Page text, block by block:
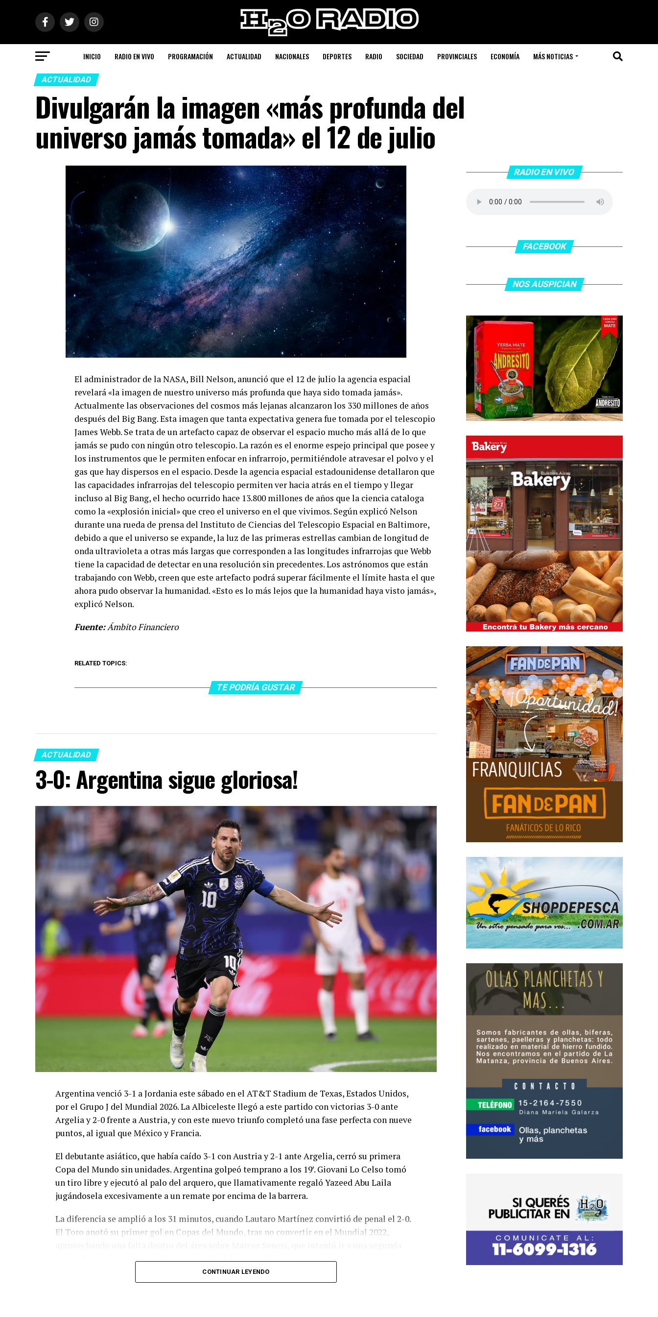
INICIO RADIO EN VIVO PROGRAMACIÓN ACTUALIDAD NACIONALES DEPORTES RADIO SOCIEDAD PROVINCIALES ECONOMÍA MÁS NOTICIAS
ACTUALIDAD
Divulgarán la imagen «más profunda del
universo jamás tomada» el 12 de julio
El administrador de la NASA, Bill Nelson, anunció que el 12 de julio la agencia espacial
revelará «la imagen de nuestro universo más profunda que haya sido tomada jamás».
Actualmente las observaciones del cosmos más lejanas alcanzaron los 330 millones de años
después del Big Bang. Esta imagen que tanta expectativa genera fue tomada por el telescopio
James Webb. Se trata de un artefacto capaz de observar el espacio mucho más allá de lo que
jamás se pudo con ningún otro telescopio. La razón es el enorme espejo principal que posee y
los instrumentos que le permiten enfocar en infrarrojo, permitiéndole atravesar el polvo y el
gas que hay dispersos en el espacio. Desde la agencia espacial estadounidense detallaron que
las capacidades infrarrojas del telescopio permiten ver hacia atrás en el tiempo y llegar
incluso al Big Bang, el hecho ocurrido hace 13.800 millones de años que la ciencia cataloga
como la «explosión inicial» que creo el universo en el que vivimos. Según explicó Nelson
durante una rueda de prensa del Instituto de Ciencias del Telescopio Espacial en Baltimore,
debido a que el universo se expande, la luz de las primeras estrellas cambian de longitud de
onda ultravioleta a otras más largas que corresponden a las longitudes infrarrojas que Webb
tiene la capacidad de detectar en una resolución sin precedentes. Los astrónomos que están
trabajando con Webb, creen que este artefacto podrá superar fácilmente el límite hasta el que
ahora pudo observar la humanidad. «Esto es lo más lejos que la humanidad haya visto jamás»,
explicó Nelson.
Fuente:Ámbito Financiero
RELATED TOPICS:
TE PODRÍA GUSTAR
ACTUALIDAD
3-0: Argentina sigue gloriosa!
Argentina venció 3-1 a Jordania este sábado en el AT&T Stadium de Texas, Estados Unidos,
por el Grupo J del Mundial 2026. La Albiceleste llegó a este partido con victorias 3-0 ante
Argelia y 2-0 frente a Austria, y con este nuevo triunfo completó una fase perfecta con nueve
puntos, al igual que México y Francia.
El debutante asiático, que había caído 3-1 con Austria y 2-1 ante Argelia, cerró su primera
Copa del Mundo sin unidades. Argentina golpeó temprano a los 19′. Giovani Lo Celso tomó
un tiro libre y ejecutó al palo del arquero, que llamativamente regaló Yazeed Abu Laila
jugándosela excesivamente a un remate por encima de la barrera.
La diferencia se amplió a los 31 minutos, cuando Lautaro Martínez convirtió de penal el 2-0.
El Toro anotó su primer gol en Copas del Mundo, tras no convertir en el Mundial 2022,
pelota luego de un tiro en el travesaño del delanatero del Inter, pero se terminó llevando una
CONTINUAR LEYENDO
RADIO EN VIVO
FACEBOOK
NOS AUSPICIAN